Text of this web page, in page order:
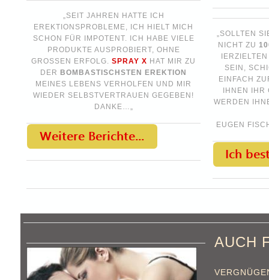
„SEIT JAHREN HATTE ICH
EREKTIONSPROBLEME, ICH HIELT MICH
SCHON FÜR IMPOTENT. ICH HABE VIELE
PRODUKTE AUSPROBIERT, OHNE
GROSSEN ERFOLG.
SPRAY X HAT MIR ZU
DER BOMBASTISCHSTEN EREKTION
MEINES LEBENS VERHOLFEN UND MIR
WIEDER SELBSTVERTRAUEN GEGEBEN!
DANKE…„
„SOLLTEN
NICHT ZU
SEIN,
EINFACH
IHNEN
WERDEN
EUGEN
AUCH